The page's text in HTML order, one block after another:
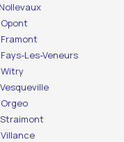
Les-Veneurs